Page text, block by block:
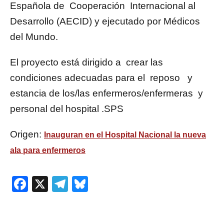
Española de Cooperación Internacional al
Desarrollo (AECID) y ejecutado por Médicos
del Mundo.
El proyecto está dirigido a crear las
condiciones adecuadas para el reposo y
estancia de los/las enfermeros/enfermeras y
personal del hospital .SPS
Origen:
Inauguran en el Hospital Nacional la nueva
ala para enfermeros
Facebook
X Telegram